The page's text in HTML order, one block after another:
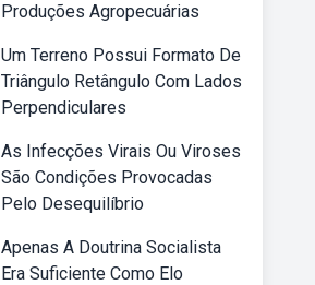
Produções Agropecuárias
Um Terreno Possui Formato De
Triângulo Retângulo Com Lados
Perpendiculares
As Infecções Virais Ou Viroses
São Condições Provocadas
Pelo Desequilíbrio
Apenas A Doutrina Socialista
Era Suficiente Como Elo